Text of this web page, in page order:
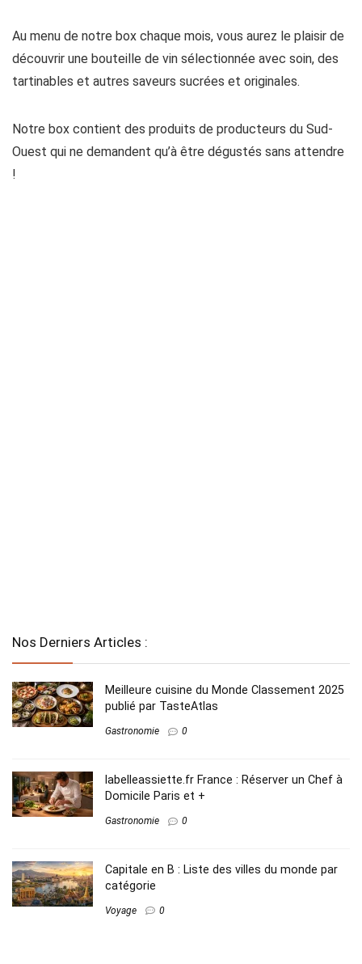
Au menu de notre box chaque mois, vous aurez le plaisir de
découvrir une bouteille de vin sélectionnée avec soin, des
tartinables et autres saveurs sucrées et originales.
Notre box contient des produits de producteurs du Sud-
Ouest qui ne demandent qu’à être dégustés sans attendre
!
Nos Derniers Articles :
Meilleure cuisine du Monde Classement 2025​
publié par TasteAtlas
Gastronomie 0
labelleassiette.fr France : Réserver un Chef à
Domicile Paris et +
Gastronomie 0
Capitale en B​ : Liste des villes du monde par
catégorie
Voyage 0